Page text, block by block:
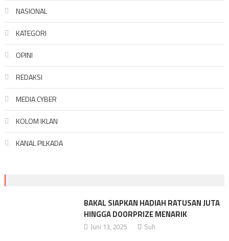
NASIONAL
KATEGORI
OPINI
REDAKSI
MEDIA CYBER
KOLOM IKLAN
KANAL PILKADA
BAKAL SIAPKAN HADIAH RATUSAN JUTA
HINGGA DOORPRIZE MENARIK
Juni 13, 2025 Suh